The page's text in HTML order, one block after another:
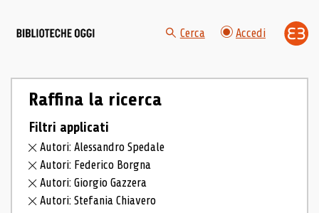
Cerca Accedi
Raffina la ricerca
Filtri applicati
Autori: Alessandro Spedale
Autori: Federico Borgna
Autori: Giorgio Gazzera
Autori: Stefania Chiavero